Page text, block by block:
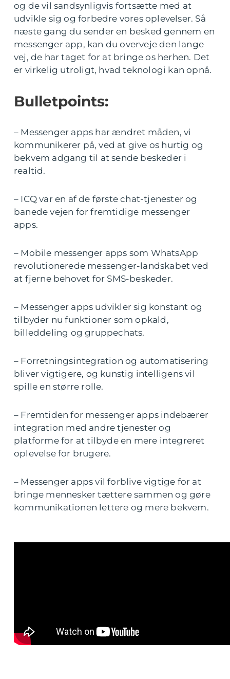
og de vil sandsynligvis fortsætte med at
udvikle sig og forbedre vores oplevelser. Så
næste gang du sender en besked gennem en
messenger app, kan du overveje den lange
vej, de har taget for at bringe os herhen. Det
er virkelig utroligt, hvad teknologi kan opnå.
Bulletpoints:
– Messenger apps har ændret måden, vi
kommunikerer på, ved at give os hurtig og
bekvem adgang til at sende beskeder i
realtid.
– ICQ var en af de første chat-tjenester og
banede vejen for fremtidige messenger
apps.
– Mobile messenger apps som WhatsApp
revolutionerede messenger-landskabet ved
at fjerne behovet for SMS-beskeder.
– Messenger apps udvikler sig konstant og
tilbyder nu funktioner som opkald,
billeddeling og gruppechats.
– Forretningsintegration og automatisering
bliver vigtigere, og kunstig intelligens vil
spille en større rolle.
– Fremtiden for messenger apps indebærer
integration med andre tjenester og
platforme for at tilbyde en mere integreret
oplevelse for brugere.
– Messenger apps vil forblive vigtige for at
bringe mennesker tættere sammen og gøre
kommunikationen lettere og mere bekvem.